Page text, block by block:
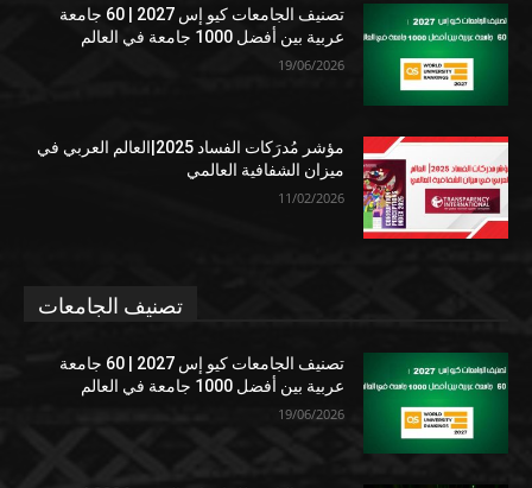
تصنيف الجامعات كيو إس 2027 | 60 جامعة
عربية بين أفضل 1000 جامعة في العالم
19/06/2026
مؤشر مُدرَكات الفساد 2025|العالم العربي في
ميزان الشفافية العالمي
11/02/2026
تصنيف الجامعات
تصنيف الجامعات كيو إس 2027 | 60 جامعة
عربية بين أفضل 1000 جامعة في العالم
19/06/2026